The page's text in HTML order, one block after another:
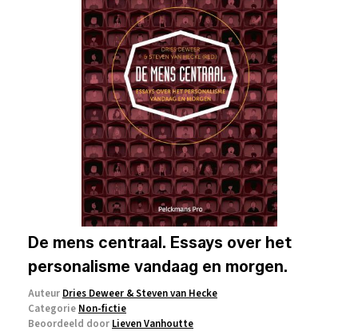
De mens centraal. Essays over het
personalisme vandaag en morgen.
Auteur Dries Deweer & Steven van Hecke
Categorie Non-fictie
Beoordeeld door Lieven Vanhoutte